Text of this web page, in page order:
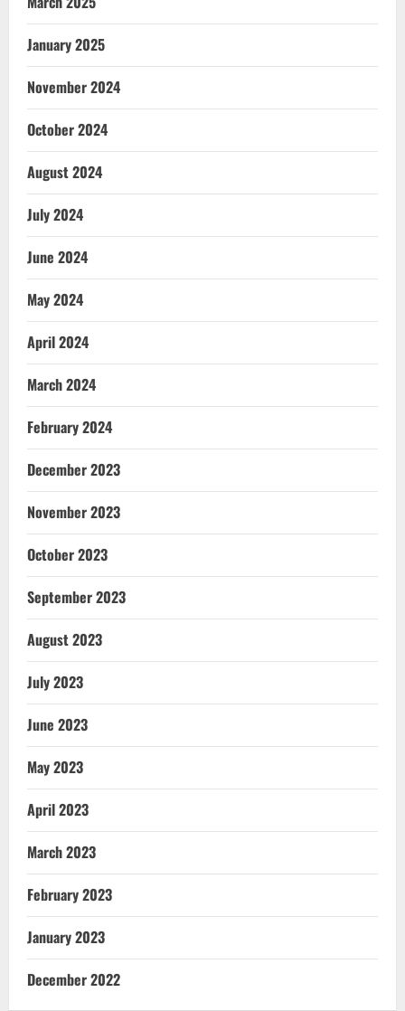
January 2025
November 2024
October 2024
August 2024
July 2024
June 2024
May 2024
April 2024
March 2024
February 2024
December 2023
November 2023
October 2023
September 2023
August 2023
July 2023
June 2023
May 2023
April 2023
March 2023
February 2023
January 2023
December 2022